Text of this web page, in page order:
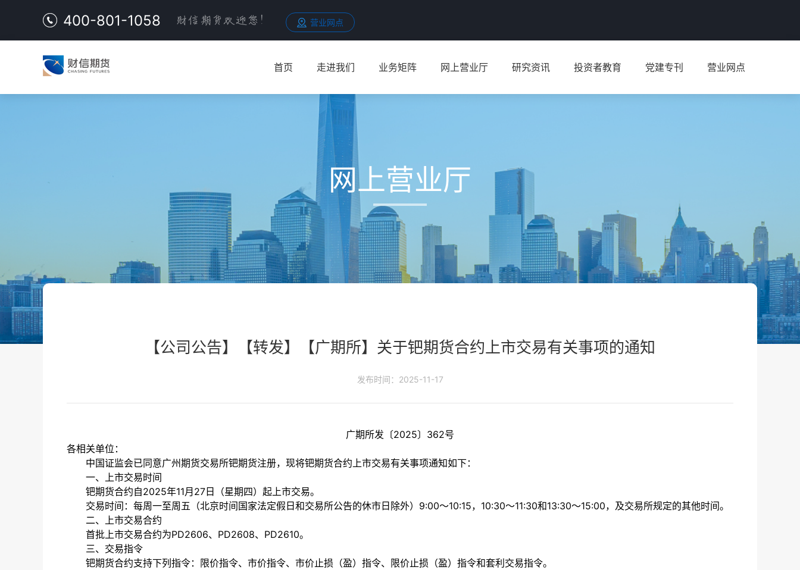
400-801-1058 营业网点
首页 走进我们 业务矩阵 网上营业厅 研究资讯 投资者教育 党建专刊 营业网点
网上营业厅
【公司公告】【转发】【广期所】关于钯期货合约上市交易有关事项的通知
发布时间：2025-11-17
广期所发〔2025〕362号
各相关单位：
中国证监会已同意广州期货交易所钯期货注册，现将钯期货合约上市交易有关事项通知如下：
一、上市交易时间
钯期货合约自2025年11月27日（星期四）起上市交易。
交易时间：每周一至周五（北京时间国家法定假日和交易所公告的休市日除外） 9:00～10:15，10:30～11:30和13:30～15:00，及交易所规定的其他时间。
二、上市交易合约
首批上市交易合约为PD2606、PD2608、PD2610。
三、交易指令
钯期货合约支持下列指令：限价指令、市价指令、市价止损（盈）指令、限价止损（盈）指令和套利交易指令。